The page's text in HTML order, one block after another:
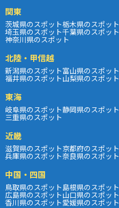
関東
茨城県のスポット栃木県のスポット
埼玉県のスポット千葉県のスポット
神奈川県のスポット
北陸・甲信越
新潟県のスポット富山県のスポット
福井県のスポット山梨県のスポット
東海
岐阜県のスポット静岡県のスポット
三重県のスポット
近畿
滋賀県のスポット京都府のスポット
兵庫県のスポット奈良県のスポット
中国・四国
鳥取県のスポット島根県のスポット
広島県のスポット山口県のスポット
香川県のスポット愛媛県のスポット